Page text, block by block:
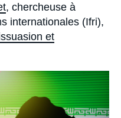
, chercheuse à
internationales (Ifri),
et